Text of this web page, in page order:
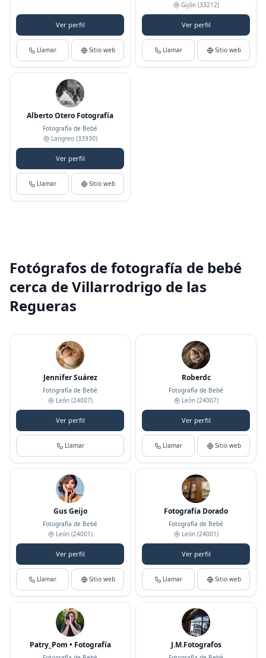
Ver perfil
Llamar Sitio web
Gijón (33212)
Ver perfil
Llamar Sitio web
Alberto Otero Fotografía
Fotografía de Bebé
Langreo (33930)
Ver perfil
Llamar Sitio web
Fotógrafos de fotografía de bebé
cerca de Villarrodrigo de las
Regueras
Jennifer Suárez
Fotografía de Bebé
León (24007)
Ver perfil
Llamar
Roberdc
Fotografía de Bebé
León (24007)
Ver perfil
Llamar Sitio web
Gus Geijo
Fotografía de Bebé
León (24001)
Ver perfil
Llamar Sitio web
Fotografía Dorado
Fotografía de Bebé
León (24001)
Ver perfil
Llamar Sitio web
Patry_Pom • Fotografía J.M.Fotografos